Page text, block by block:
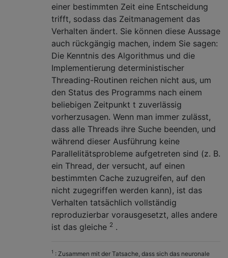
einer bestimmten Zeit eine Entscheidung
trifft, sodass das Zeitmanagement das
Verhalten ändert. Sie können diese Aussage
auch rückgängig machen, indem Sie sagen:
Die Kenntnis des Algorithmus und die
Implementierung deterministischer
Threading-Routinen reichen nicht aus, um
den Status des Programms nach einem
beliebigen Zeitpunkt t zuverlässig
vorherzusagen. Wenn man immer zulässt,
dass alle Threads ihre Suche beenden, und
während dieser Ausführung keine
Parallelitätsprobleme aufgetreten sind (z. B.
ein Thread, der versucht, auf einen
bestimmten Cache zuzugreifen, auf den
nicht zugegriffen werden kann), ist das
Verhalten tatsächlich vollständig
reproduzierbar vorausgesetzt, alles andere
ist das gleiche 2 .
1 : Zusammen mit der Tatsache, dass sich das neuronale